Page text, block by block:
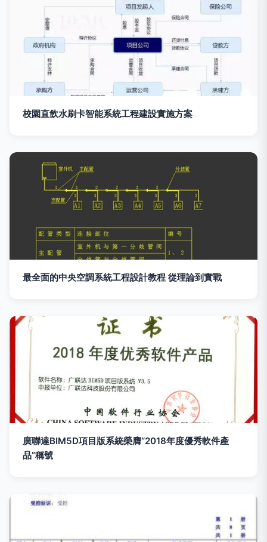
校園直飲水刷卡智能系統工程建設實施方案
最全面的中央空調系統工程設計教程 從理論到實戰
廣聯達BIM5D項目版系統榮膺“2018年度優秀軟件產
品”稱號